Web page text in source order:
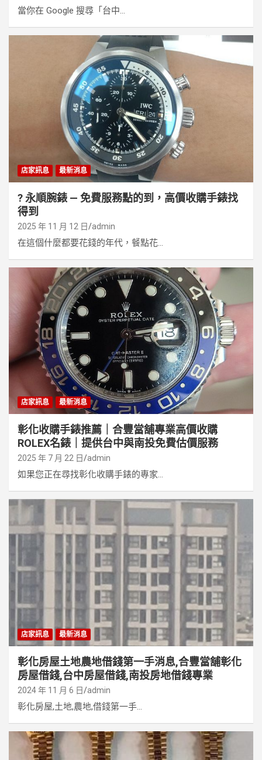
當你在 Google 搜尋「台中...
店家訊息 最新消息
? 永順腕錶 — 免費服務點的到，高價收購手錶找
得到
2025 年 11 月 12 日 admin
在這個什麼都要花錢的年代，餐點花...
店家訊息 最新消息
彰化收購手錶推薦｜合豐當舖專業高價收購
ROLEX名錶｜提供台中與南投免費估價服務
2025 年 7 月 22 日 admin
如果您正在尋找彰化收購手錶的專家...
店家訊息 最新消息
彰化房屋土地農地借錢第一手消息,合豐當舖彰化
房屋借錢,台中房屋借錢,南投房地借錢專業
2024 年 11 月 6 日 admin
彰化房屋,土地,農地,借錢第一手...